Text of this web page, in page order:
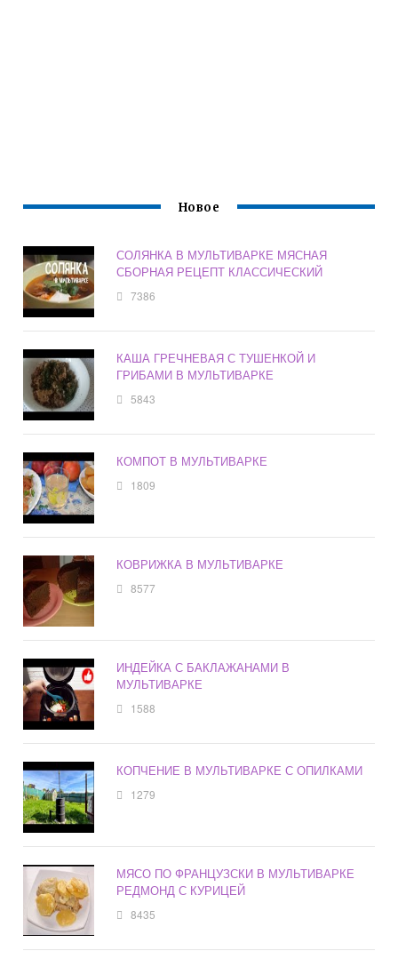
Новое
СОЛЯНКА В МУЛЬТИВАРКЕ МЯСНАЯ
СБОРНАЯ РЕЦЕПТ КЛАССИЧЕСКИЙ
7386
КАША ГРЕЧНЕВАЯ С ТУШЕНКОЙ И
ГРИБАМИ В МУЛЬТИВАРКЕ
5843
КОМПОТ В МУЛЬТИВАРКЕ
1809
КОВРИЖКА В МУЛЬТИВАРКЕ
8577
ИНДЕЙКА С БАКЛАЖАНАМИ В
МУЛЬТИВАРКЕ
1588
КОПЧЕНИЕ В МУЛЬТИВАРКЕ С ОПИЛКАМИ
1279
МЯСО ПО ФРАНЦУЗСКИ В МУЛЬТИВАРКЕ
РЕДМОНД С КУРИЦЕЙ
8435